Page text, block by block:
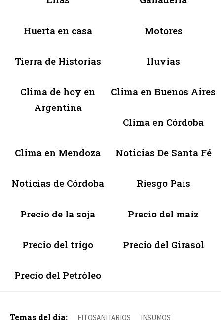
Huerta en casa Motores
Tierra de Historias lluvias
Clima de hoy en
Argentina
Clima en Buenos Aires
Clima en Córdoba
Clima en Mendoza Noticias De Santa Fé
Noticias de Córdoba Riesgo País
Precio de la soja Precio del maíz
Precio del trigo Precio del Girasol
Precio del Petróleo
Temas del día: FITOSANITARIOS INSUMOS